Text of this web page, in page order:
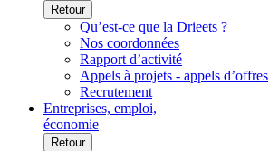
Retour
Qu’est-ce que la Drieets ?
Nos coordonnées
Rapport d’activité
Appels à projets - appels d’offres
Recrutement
Entreprises, emploi,
économie
Retour